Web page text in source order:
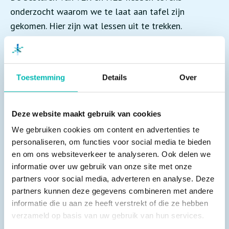
Toestemming Details Over
Deze website maakt gebruik van cookies
We gebruiken cookies om content en advertenties te
personaliseren, om functies voor social media te bieden
en om ons websiteverkeer te analyseren. Ook delen we
informatie over uw gebruik van onze site met onze
partners voor social media, adverteren en analyse. Deze
partners kunnen deze gegevens combineren met andere
informatie die u aan ze heeft verstrekt of die ze hebben
verzameld op basis van uw gebruik van hun services.
onderzocht waarom we te laat aan tafel zijn
gekomen. Hier zijn wat lessen uit te trekken.
Natuurlijk hebben mensen uit de branche hier en daar
wel een zegje mogen doen, maar nooit formeel
BZK vaak ook niet duidelijk wie nu de branche
dat een keuringsinstelling de hele branche
vertegenwoordigd, wat uiteraard niet het geval is. En
medewerkers van VLR- (of NLB-)lidbedrijven die
geconsulteerd zijn, zijn soms ook onvoldoende
duidelijk namens wie zij hun adviezen geven. Voor
VLR is dit een reden om duidelijk aan te geven bij
BZK wie wij vertegenwoordigen. Tevens wil VLR de
oproep doen om helder te maken namens wie je aan